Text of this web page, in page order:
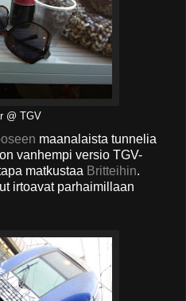
@ TGV
maanalaista tunnelia
vanhempi versio TGV-
matkustaa Britteihin.
irtoavat parhaimillaan